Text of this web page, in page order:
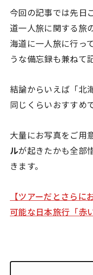
今回の記事では先日
道一人旅に関する旅
海道に一人旅に行っ
うな備忘録も兼ねて
結論からいえば「北
同じくらいおすすめ
大量にお写真をご用
ルが起きたかも全部
きます。
【ツアーだとさら
可能な日本旅行「赤